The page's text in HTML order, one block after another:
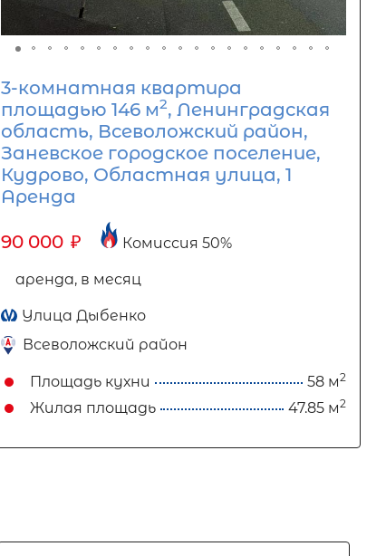
3-комнатная квартира
площадью 146 м2, Ленинградская
область, Всеволожский район,
Заневское городское поселение,
Кудрово, Областная улица, 1
Аренда
90 000 ₽ Комиссия 50%
аренда, в месяц
Улица Дыбенко
Всеволожский район
Площадь кухни 58 м2
Жилая площадь 47.85 м2